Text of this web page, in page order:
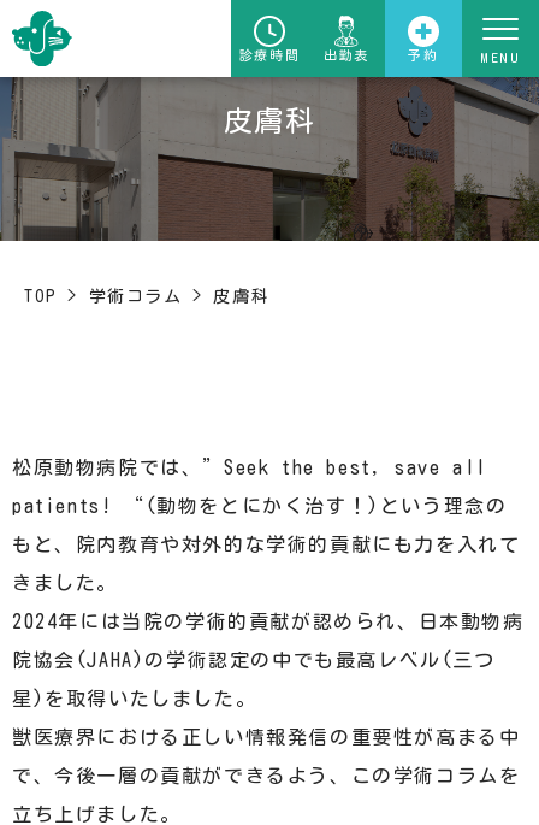
診療時間 出勤表 予約
皮膚科
TOP > 学術コラム > 皮膚科
松原動物病院では、”Seek the best, save all
patients! “(動物をとにかく治す！)という理念の
もと、院内教育や対外的な学術的貢献にも力を入れて
きました。
2024年には当院の学術的貢献が認められ、日本動物病
院協会(JAHA)の学術認定の中でも最高レベル(三つ
星)を取得いたしました。
獣医療界における正しい情報発信の重要性が高まる中
で、今後一層の貢献ができるよう、この学術コラムを
立ち上げました。